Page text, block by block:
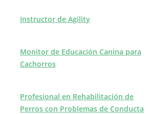
Instructor de Agility
Monitor de Educación Canina para
Cachorros
Profesional en Rehabilitación de
Perros con Problemas de Conducta